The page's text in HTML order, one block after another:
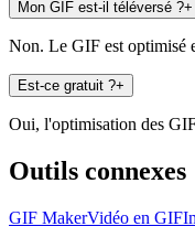
Mon GIF est-il téléversé ?+
Non. Le GIF est optimisé
Est-ce gratuit ?+
Oui, l'optimisation des
Outils connexes
GIF MakerVidéo en GIF